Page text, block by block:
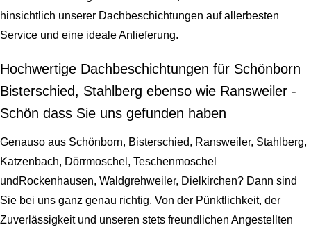
hinsichtlich unserer Dachbeschichtungen auf allerbesten
Service und eine ideale Anlieferung.
Hochwertige Dachbeschichtungen für Schönborn
Bisterschied, Stahlberg ebenso wie Ransweiler -
Schön dass Sie uns gefunden haben
Genauso aus Schönborn, Bisterschied, Ransweiler, Stahlberg,
Katzenbach, Dörrmoschel, Teschenmoschel
undRockenhausen, Waldgrehweiler, Dielkirchen? Dann sind
Sie bei uns ganz genau richtig. Von der Pünktlichkeit, der
Zuverlässigkeit und unseren stets freundlichen Angestellten